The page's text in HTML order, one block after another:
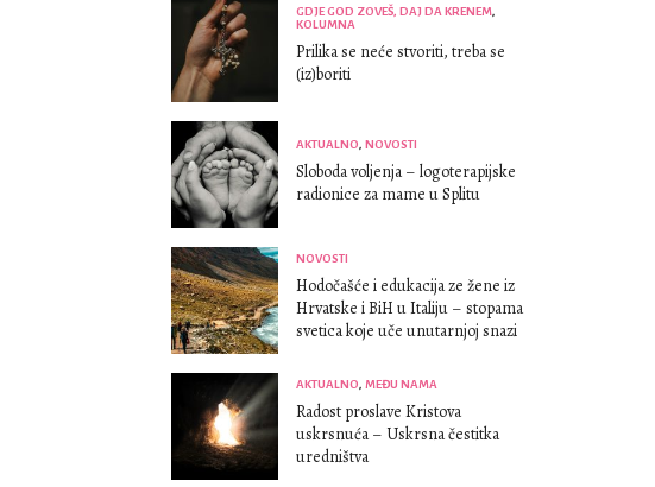
GDJE GOD ZOVEŠ, DAJ DA KRENEM,
KOLUMNA
Prilika se neće stvoriti, treba se
(iz)boriti
AKTUALNO, NOVOSTI
Sloboda voljenja – logoterapijske
radionice za mame u Splitu
NOVOSTI
Hodočašće i edukacija ze žene iz
Hrvatske i BiH u Italiju – stopama
svetica koje uče unutarnjoj snazi
AKTUALNO, MEĐU NAMA
Radost proslave Kristova
uskrsnuća – Uskrsna čestitka
uredništva